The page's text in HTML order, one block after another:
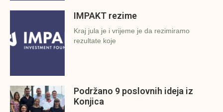
IMPAKT rezime
Kraj jula je i vrijeme je da rezimiramo
rezultate koje
Podržano 9 poslovnih ideja iz
Konjica